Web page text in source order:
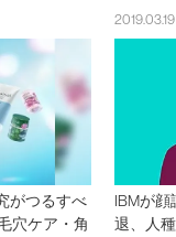
2019.03.19
がつるすべ
穴ケア・角
IBMが
退、人